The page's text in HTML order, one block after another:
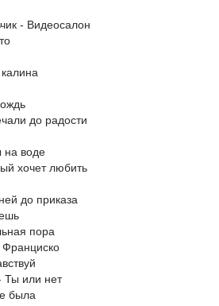
- Видеосалон
до радости
на воде
хочет любить
до приказа
пора
Ты или нет
была